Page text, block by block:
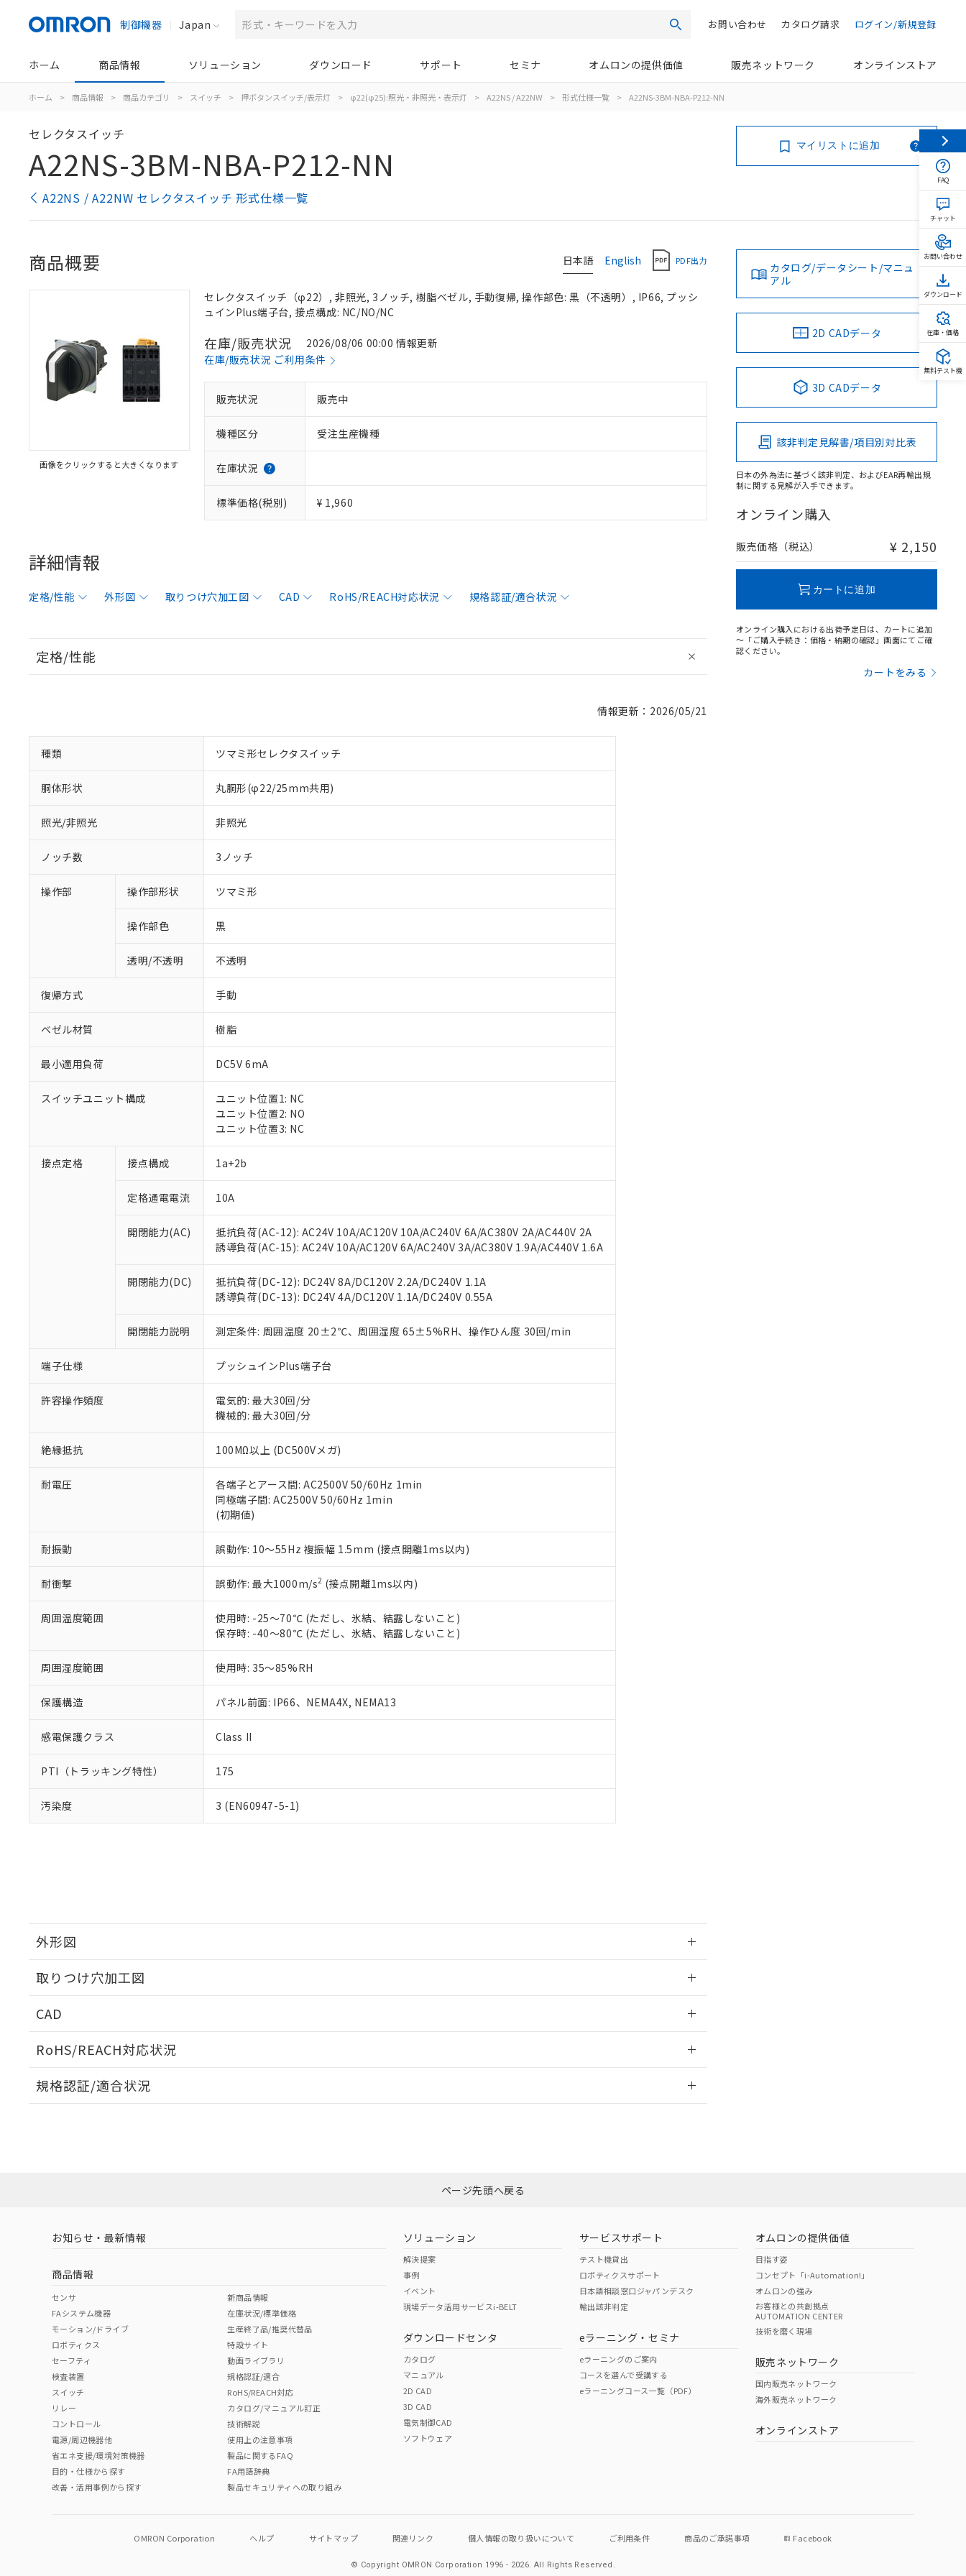
制御機器 Japan 検索 ログイン/新規登録
カタログ請求
お問い合わせ
ホーム 商品情報 ソリューション ダウンロード サポート セミナ オムロンの提供価値 販売ネットワーク オンラインストア
ホーム > 商品情報 > 商品カテゴリ > スイッチ > 押ボタンスイッチ/表示灯 > φ22(φ25):照光・非照光・表示灯 > A22NS / A22NW > 形式仕様一覧 > A22NS-3BM-NBA-P212-NN
セレクタスイッチ
A22NS-3BM-NBA-P212-NN
A22NS / A22NW セレクタスイッチ 形式仕様一覧
マイリストに追加
日本語 English PDF出力
商品概要
画像をクリックすると大きくなります
セレクタスイッチ（φ22）, 非照光, 3ノッチ, 樹脂ベゼル, 手動復帰, 操作部色: 黒（不透明）, IP66, プッシ
ュインPlus端子台, 接点構成: NC/NO/NC
在庫/販売状況
2026/08/06 00:00 情報更新
在庫/販売状況 ご利用条件
販売状況 販売中
機種区分 受注生産機種
在庫状況
標準価格(税別) ¥ 1,960
詳細情報
定格/性能 外形図 取りつけ穴加工図 CAD RoHS/REACH対応状況 規格認証/適合状況
定格/性能
情報更新：2026/05/21
種類 ツマミ形セレクタスイッチ
胴体形状 丸胴形(φ22/25mm共用)
照光/非照光 非照光
ノッチ数 3ノッチ
操作部 操作部形状 ツマミ形
操作部色 黒
透明/不透明 不透明
復帰方式 手動
ベゼル材質 樹脂
最小適用負荷 DC5V 6mA
スイッチユニット構成
ユニット位置1: NC
ユニット位置2: NO
ユニット位置3: NC
接点定格 接点構成 1a+2b
定格通電電流 10A
開閉能力(AC)
抵抗負荷(AC-12): AC24V 10A/AC120V 10A/AC240V 6A/AC380V 2A/AC440V 2A
誘導負荷(AC-15): AC24V 10A/AC120V 6A/AC240V 3A/AC380V 1.9A/AC440V 1.6A
開閉能力(DC)
抵抗負荷(DC-12): DC24V 8A/DC120V 2.2A/DC240V 1.1A
誘導負荷(DC-13): DC24V 4A/DC120V 1.1A/DC240V 0.55A
開閉能力説明 測定条件: 周囲温度 20±2℃、周囲湿度 65±5%RH、操作ひん度 30回/min
端子仕様 プッシュインPlus端子台
許容操作頻度
電気的: 最大30回/分
機械的: 最大30回/分
絶縁抵抗 100MΩ以上 (DC500Vメガ)
耐電圧
各端子とアース間: AC2500V 50/60Hz 1min
同極端子間: AC2500V 50/60Hz 1min
(初期値)
耐振動 誤動作: 10～55Hz 複振幅 1.5mm (接点開離1ms以内)
耐衝撃 誤動作: 最大1000m/s2 (接点開離1ms以内)
周囲温度範囲
使用時: -25～70℃ (ただし、氷結、結露しないこと)
保存時: -40～80℃ (ただし、氷結、結露しないこと)
周囲湿度範囲 使用時: 35～85%RH
保護構造 パネル前面: IP66、NEMA4X, NEMA13
感電保護クラス Class II
PTI（トラッキング特性） 175
汚染度 3 (EN60947-5-1)
外形図
取りつけ穴加工図
CAD
RoHS/REACH対応状況
EU RoHS 注意事項・凡例
ダウンロードはこちら
中国 RoHS 注意事項・凡例
中国 RoHS表
Pb Hg Cr(VI)
O O
"対応済み"や非含有の記載がされた商品であっても、流通在庫等で未対応品が混在する可能性があります。
非含有品が必要な際は、弊社営業部門もしくは販売店へお問い合わせください。
規格認証/適合状況
カタログ/データシート/マニュ
アル
2D CADデータ
3D CADデータ
該非判定見解書/項目別対比表
日本の外為法に基づく該非判定、およびEAR再輸出規
制に関する見解が入手できます。
オンライン購入
販売価格（税込） ¥ 2,150
カートに追加
オンライン購入における出荷予定日は、カートに追加
～「ご購入手続き：価格・納期の確認」画面にてご確
認ください。
カートをみる
ご利用条件
以下の条件をお読みいただき、同意のうえご利用ください。
本サービスは、当社制御機器事業取扱商品の当社在庫状況および標準価格(税抜)を提供させていただ
くものです。
当社制御機器事業取扱商品の中には、本サービスの対象外となる商品もあることをご了承ください。
のであり、閲覧された時点での実際の在庫および標準価格とは異なる場合があることをご了承くださ
い。
正式な納期状況および標準価格はお客様のお取引先、またはお客様担当のオムロン制御機器販売店・
当社販売員にご相談ください。
オムロン制御機器販売店や当社販売拠点は「販売ネットワーク
」をご確認ください。
在庫状況および標準価格結果を当社の事前の承諾なく第三者に漏洩または開示しないようお願いしま
マイパーツ機能（部品リスト作成サービス）をご利用いただくには、I-Webメンバーズにご登録され
ている必要があります。
お客様が当ウェブサイト上で当社にご登録された部品リストについて、当社および当社の共同利用者
さい。
※当社の共同利用者とは、"個人情報の共同利用に関して"
の「1.共同利用者の範囲」に記載されて
いる法人を指します。
※1 対応状況
対応済み：EU RoHS指令（10物質）の非含有に対応した製品が提供可能な商品です。
対応予定：EU RoHS指令（10物質）の非含有に対応した製品に切り替える予定のある商品です。
対応予定なし：EU RoHS指令（10物質）の非含有に非対応の商品で、対応品を出す予定はありません。
非該当品：ライセンス料など無形物で、有害物質有無と関係のない商品です。
仕入先様の事情により、非含有部品としていたものが、含有品と判明した場合などやむを得ず変更すること
があります。
*EU RoHS指令（10物質）：
鉛(Pb) 1000ppm以下、 水銀(Hg) 1000ppm以下、 カドミウム(Cd) 100ppm以下、
六価クロム(Cr(Ⅵ)) 1000ppm以下、ポリ臭化ビフェニル類(PBB) 1000ppm以下、ポリ臭化ジフェニルエーテル類(PBDE) 1000ppm以下、
但し、RoHS指令で産業用監視および制御機器に対する適用除外項目は除く。
フタル酸エステル類の４物質については閾値を超える意図的な使用がないことを確認しています。
※2 対応予定月
部品在庫の切り替え状況などにより、予定月が前後することがあります。
※3 非含有証明書ダウンロード
下記の非含有証明書をダウンロードすることができます。
EU RoHS指令（10物質）の非含有証明書
51物質の非含有証明書（当社基準）
※本証明書は発行日時点で非含有を証明するもので、過去に遡って非含有を証明するものではありません。
また、RoHS指令のフタル酸エステル類４物質の対応では、対応完了までの期間は出荷製品に未対応品が
混在することから備考欄に対応日を記載しておりました。
り割愛しております。
※1 中国RoHS○×表
「－」：未確認です。当社販売部門へお問い合わせください。
*中国RoHS10物質の基準値 (GB/T26572)：
Pb(鉛) :1000ppm、 Hg(水銀) : 1000ppm、 Cd(カドミウム) : 100ppm、
Cr(Ⅵ)(六価クロム) : 1000ppm、 PBBs(ポリ臭化ビフェニル類) : 1000ppm、 PBDEs(ポリ臭化ジフェニルエーテル類) : 1000ppm、
DBP(フタル酸ジブチル) : 1000ppm、 DIBP(フタル酸ジイソブチル) : 1000ppm、 BBP(フタル酸ブチルベンジル) : 1000ppm、
DEHP(フタル酸ビス(2-エチルヘキシル)) : 1000ppm
※2 環境保護使用期限
「ｅ」：有害物質（10物質）のすべてが基準値以下であることを示します。
「10」：通常の使用状況下において有害物質が外部に漏えいし、環境に深刻な影響を及ぼさない年数を意
味します。
当社は、これら貴社製品のうち、外国為替および外国貿易法に定める商品（以下｢規制貨物等」とい
う）を輸出または国外への提供する場合は、日本国政府の輸出許可(または役務取引許可)を取得する
当社は規制貨物を破棄する場合は、完全に破砕するなど、違法に輸出されないよう必要な手段を講じ
ます。
当社は貴社製品を、核兵器、ミサイル、化学兵器、生物兵器またはその他武器並びにこれらの製造装
当社は、貴社製品を第三者に販売する場合は、上記1、2および3の内容を当該第三者に通知します。
また当社は、販売先および販売に係わる関係者が違法に輸出するおそれがある場合は、取り引きをい
たしません。
記
号
説明
○ 一定数以上の在庫あり
△ 一定数には満たないが在庫あり
－
在庫なし(最新の在庫状況については、お客様のお取引先、またはお客様担当のオムロン制御
機器販売店・当社販売員にご確認ください)
空
白
受注生産機種、また在庫状況の情報を公開していない機種
ページ先頭へ戻る
お知らせ・最新情報
商品情報
センサ
FAシステム機器
モーション/ドライブ
ロボティクス
セーフティ
検査装置
スイッチ
リレー
コントロール
電源/周辺機器他
省エネ支援/環境対策機器
目的・仕様から探す
改善・活用事例から探す
新商品情報
在庫状況/標準価格
生産終了品/推奨代替品
特設サイト
動画ライブラリ
規格認証/適合
RoHS/REACH対応
カタログ/マニュアル訂正
技術解説
使用上の注意事項
製品に関するFAQ
FA用語辞典
製品セキュリティへの取り組み
ソリューション
解決提案
事例
イベント
現場データ活用サービスi-BELT
ダウンロードセンタ
カタログ
マニュアル
2D CAD
3D CAD
電気制御CAD
ソフトウェア
サービスサポート
テスト機貸出
ロボティクスサポート
日本語相談窓口ジャパンデスク
輸出該非判定
eラーニング・セミナ
eラーニングのご案内
コースを選んで受講する
eラーニングコース一覧（PDF）
オムロンの提供価値
目指す姿
コンセプト「i-Automation!」
オムロンの強み
お客様との共創拠点
AUTOMATION CENTER
技術を磨く現場
販売ネットワーク
国内販売ネットワーク
海外販売ネットワーク
オンラインストア
OMRON Corporation ヘルプ サイトマップ 関連リンク 個人情報の取り扱いについて ご利用条件 商品のご承諾事項 Facebook
© Copyright OMRON Corporation 1996 - 2026.All Rights Reserved.
FAQ
チャット
お問い合わせ
ダウンロード
在庫・価格
無料テスト機